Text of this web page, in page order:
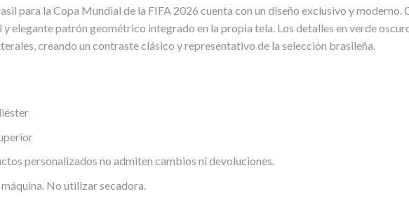
para la Copa Mundial de la FIFA 2026 cuenta con un diseño exclusivo y moderno.
y elegante patrón geométrico integrado en la propia tela. Los detalles en verde
creando un contraste clásico y representativo de la selección brasileña.
personalizados no admiten cambios ni devoluciones.
No utilizar secadora.